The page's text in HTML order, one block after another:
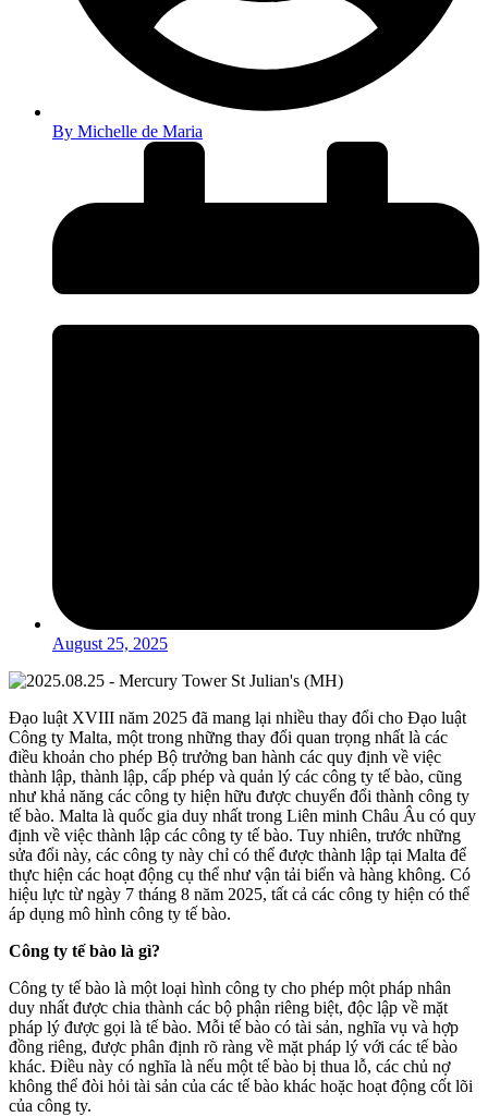
By Michelle de Maria
August 25, 2025
Đạo luật XVIII năm 2025 đã mang lại nhiều thay đổi cho Đạo luật
Công ty Malta, một trong những thay đổi quan trọng nhất là các
điều khoản cho phép Bộ trưởng ban hành các quy định về việc
thành lập, thành lập, cấp phép và quản lý các công ty tế bào, cũng
như khả năng các công ty hiện hữu được chuyển đổi thành công ty
tế bào. Malta là quốc gia duy nhất trong Liên minh Châu Âu có quy
định về việc thành lập các công ty tế bào. Tuy nhiên, trước những
sửa đổi này, các công ty này chỉ có thể được thành lập tại Malta để
thực hiện các hoạt động cụ thể như vận tải biển và hàng không. Có
hiệu lực từ ngày 7 tháng 8 năm 2025, tất cả các công ty hiện có thể
áp dụng mô hình công ty tế bào.
Công ty tế bào là gì?
Công ty tế bào là một loại hình công ty cho phép một pháp nhân
duy nhất được chia thành các bộ phận riêng biệt, độc lập về mặt
pháp lý được gọi là tế bào. Mỗi tế bào có tài sản, nghĩa vụ và hợp
đồng riêng, được phân định rõ ràng về mặt pháp lý với các tế bào
khác. Điều này có nghĩa là nếu một tế bào bị thua lỗ, các chủ nợ
không thể đòi hỏi tài sản của các tế bào khác hoặc hoạt động cốt lõi
của công ty.